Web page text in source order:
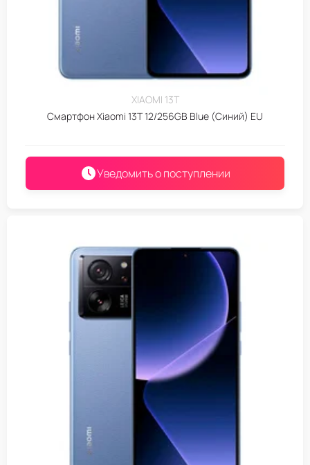
XIAOMI 13T
Смартфон Xiaomi 13T 12/256GB Blue (Синий) EU
Уведомить о поступлении